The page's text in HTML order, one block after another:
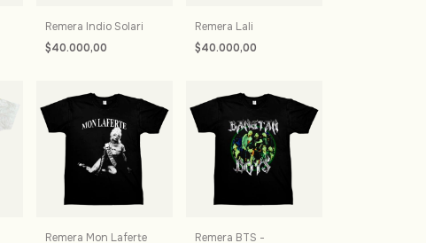
Remera Indio Solari
$40.000,00
Remera Lali
$40.000,00
Remera Mon Laferte
Remera BTS -